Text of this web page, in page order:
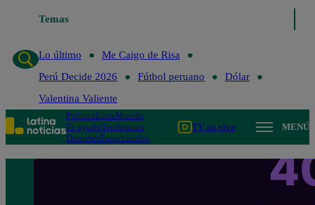
Temas
Lo último
Me Caigo de Risa
Perú Decide 2026
Fútbol peruano
Dólar
Valentina Valiente
PolíticaLimaMundo
Te ayudoTendencias
DeportesEspectáculos
TV en vivo MENÚ